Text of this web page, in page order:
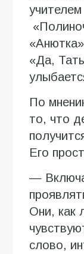
«Да,
По
то, что
Его
—
Они, как
слово,